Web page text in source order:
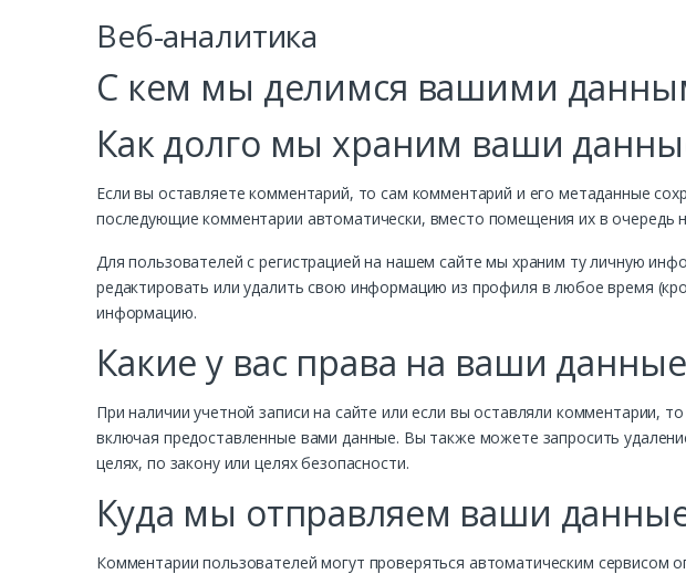
Веб-аналитика
С кем мы делимся вашими
Как долго мы храним ваши
Если вы оставляете комментарий, то сам комментарий и его метаданные
последующие комментарии автоматически, вместо помещения их в очередь
Для пользователей с регистрацией на нашем сайте мы храним ту личную
редактировать или удалить свою информацию из профиля в любое время
информацию.
Какие у вас права на ваши данные
При наличии учетной записи на сайте или если вы оставляли комментарии,
включая предоставленные вами данные. Вы также можете запросить
целях, по закону или целях безопасности.
Куда мы отправляем ваши
Комментарии пользователей могут проверяться автоматическим сервисом